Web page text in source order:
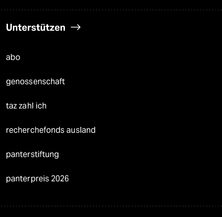
Unterstützen
abo
genossenschaft
taz zahl ich
recherchefonds ausland
panterstiftung
panterpreis 2026